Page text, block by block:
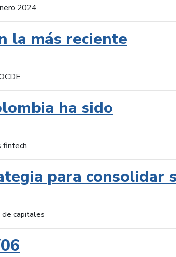
2024
la más reciente
ha sido
fintech
para consolidar
de capitales